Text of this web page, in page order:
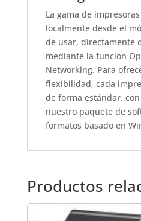
La gama de
localmente desde el
de usar, directamente
mediante la función
Networking. Para
flexibilidad, cada
de forma estándar,
nuestro paquete de
formatos basado en
Productos